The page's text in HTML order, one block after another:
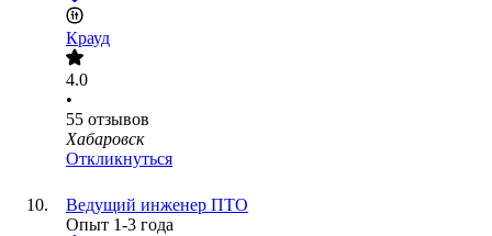
Крауд
4.0
•
55 отзывов
Хабаровск
Откликнуться
Ведущий инженер ПТО
Опыт 1-3 года